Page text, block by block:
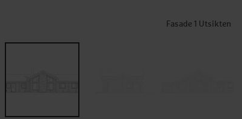
Fasade 1 Utsikten